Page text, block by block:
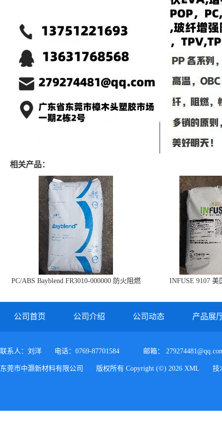
相关产品：
PC/ABS Bayblend FR3010-000000 防火阻燃
INFUSE 9107 美
公司首页 公司介绍 公司动态 产品展
联系人：刘洋 电话：0769-87701584 邮箱：
东莞市中灏新材料有限公司 版权所有 Copyright (©) 2026 XML 技